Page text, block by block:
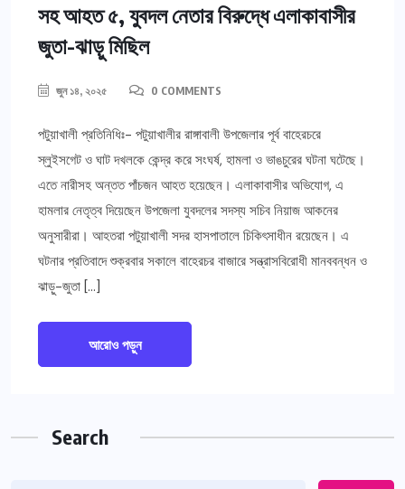
সহ আহত ৫, যুবদল নেতার বিরুদ্ধে এলাকাবাসীর
জুতা-ঝাড়ু মিছিল
জুন ১৪, ২০২৫ 0 COMMENTS
পটুয়াখালী প্রতিনিধিঃ- পটুয়াখালীর রাঙ্গাবালী উপজেলার পূর্ব বাহেরচরে
স্লুইসগেট ও ঘাট দখলকে কেন্দ্র করে সংঘর্ষ, হামলা ও ভাঙচুরের ঘটনা ঘটেছে।
এতে নারীসহ অন্তত পাঁচজন আহত হয়েছেন। এলাকাবাসীর অভিযোগ, এ
হামলার নেতৃত্ব দিয়েছেন উপজেলা যুবদলের সদস্য সচিব নিয়াজ আকনের
অনুসারীরা। আহতরা পটুয়াখালী সদর হাসপাতালে চিকিৎসাধীন রয়েছেন। এ
ঘটনার প্রতিবাদে শুক্রবার সকালে বাহেরচর বাজারে সন্ত্রাসবিরোধী মানববন্ধন ও
ঝাড়ু-জুতা […]
আরোও পড়ুন
Search